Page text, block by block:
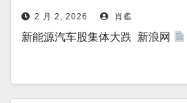
2 月 2, 2026 肖䍃
新能源汽车股集体大跌 新浪网